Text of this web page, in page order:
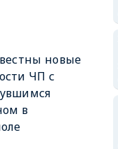
новые
ЧП с
в